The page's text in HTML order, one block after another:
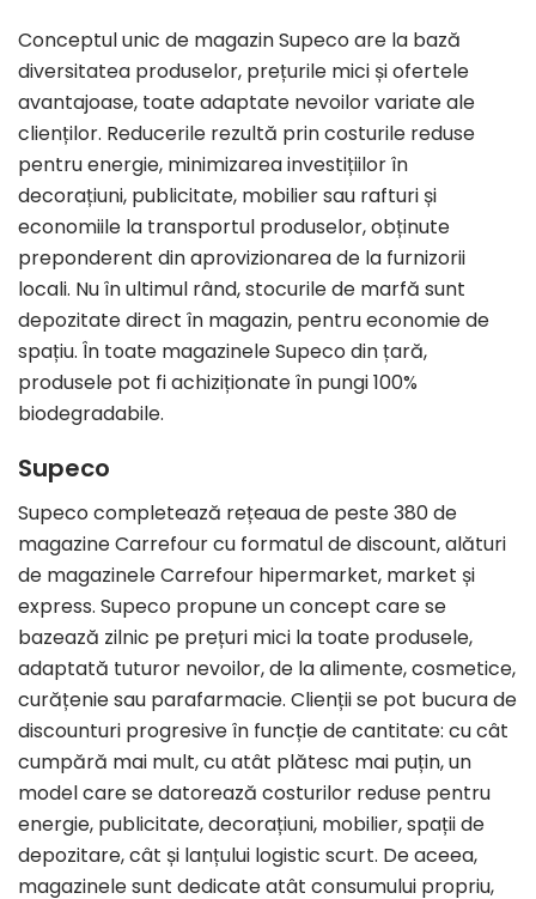
Conceptul unic de magazin Supeco are la bază
diversitatea produselor, prețurile mici și ofertele
avantajoase, toate adaptate nevoilor variate ale
clienților. Reducerile rezultă prin costurile reduse
pentru energie, minimizarea investițiilor în
decorațiuni, publicitate, mobilier sau rafturi și
economiile la transportul produselor, obținute
preponderent din aprovizionarea de la furnizorii
locali. Nu în ultimul rând, stocurile de marfă sunt
depozitate direct în magazin, pentru economie de
spațiu. În toate magazinele Supeco din țară,
produsele pot fi achiziționate în pungi 100%
biodegradabile.
Supeco
Supeco completează rețeaua de peste 380 de
magazine Carrefour cu formatul de discount, alături
de magazinele Carrefour hipermarket, market și
express. Supeco propune un concept care se
bazează zilnic pe prețuri mici la toate produsele,
adaptată tuturor nevoilor, de la alimente, cosmetice,
curățenie sau parafarmacie. Clienții se pot bucura de
discounturi progresive în funcție de cantitate: cu cât
cumpără mai mult, cu atât plătesc mai puțin, un
model care se datorează costurilor reduse pentru
energie, publicitate, decorațiuni, mobilier, spații de
depozitare, cât și lanțului logistic scurt. De aceea,
magazinele sunt dedicate atât consumului propriu,